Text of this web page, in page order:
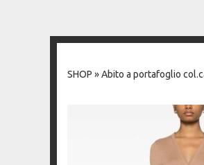
SHOP »Abito a portafoglio